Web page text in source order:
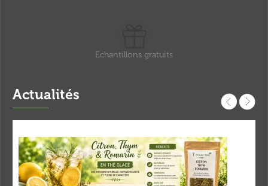
Echantillons gratuits
Actualités